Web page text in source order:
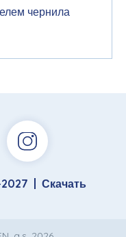
чернила
Скачать